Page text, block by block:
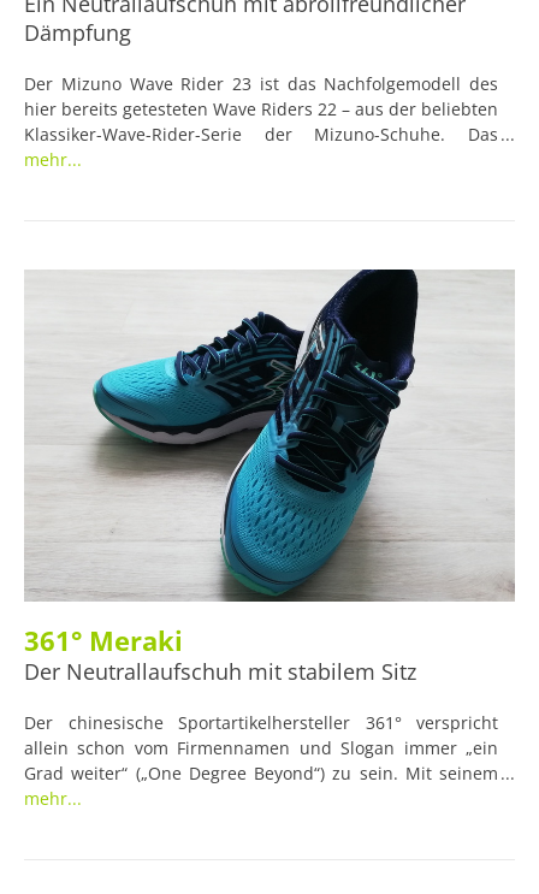
Dämpfung
Der Mizuno Wave Rider 23 ist das Nachfolgemodell des
hier bereits getesteten Wave Riders 22 – aus der beliebten
Klassiker-Wave-Rider-Serie der Mizuno-Schuhe. Das
knallblaue Design des Modells, das uns zur Verfügung
mehr...
361° Meraki
Der Neutrallaufschuh mit stabilem Sitz
Der chinesische Sportartikelhersteller 361° verspricht
allein schon vom Firmennamen und Slogan immer „ein
Grad weiter“ („One Degree Beyond“) zu sein. Mit seinem
Neutrallaufschuhmodell Meraki versucht er, genau das zu
mehr...